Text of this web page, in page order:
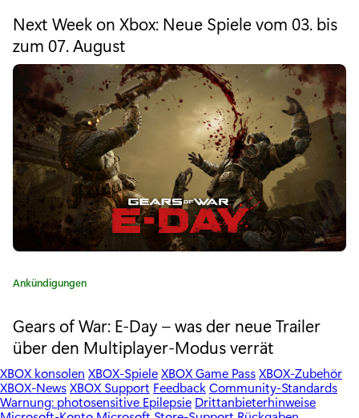
u
S
p
l
e
v
1
7
.
e
g
o
e
:
Next Week on Xbox: Neue Spiele vom 03. bis
zum 07. August
K
e
g
o
r
i
Ankündigungen
Gears of War: E-Day – was der neue Trailer
über den Multiplayer-Modus verrät
XBOX konsolen XBOX-SpieleXBOX Game PassXBOX-Zubehör
XBOX-NewsXBOX Support FeedbackCommunity-Standards
Warnung: photosensitive Epilepsie Drittanbieterhinweise